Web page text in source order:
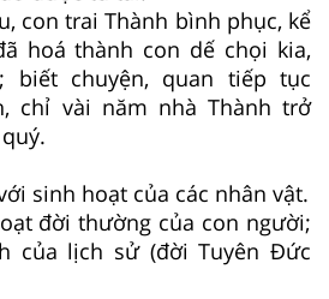
con trai Thành bình phục, kể
hoá thành con dế chọi kia,
biết chuyện, quan tiếp tục
chỉ vài năm nhà Thành trở
sinh hoạt của các nhân vật.
đời thường của con người;
của lịch sử (đời Tuyên Đức